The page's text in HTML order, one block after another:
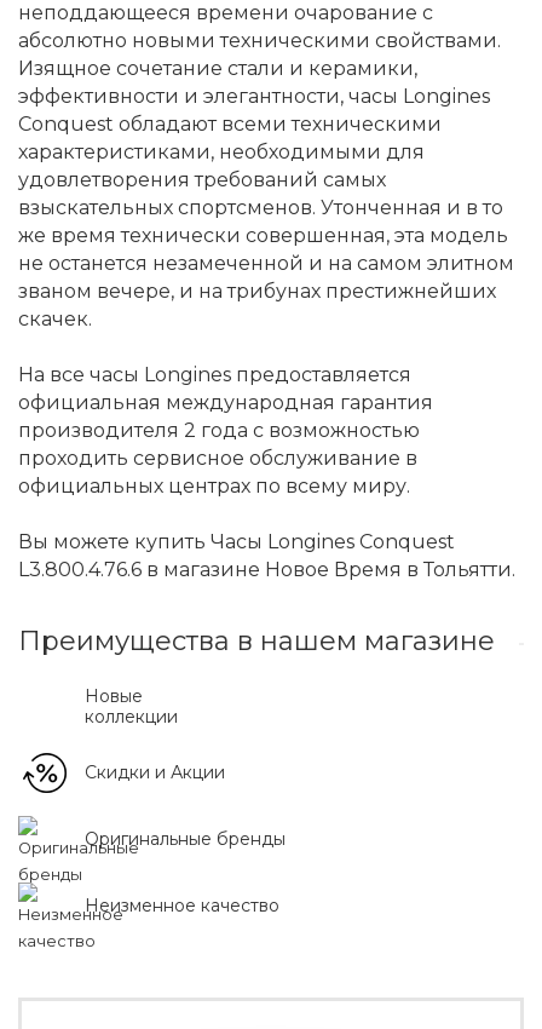
неподдающееся времени очарование с
абсолютно новыми техническими свойствами.
Изящное сочетание стали и керамики,
эффективности и элегантности, часы Longines
Conquest обладают всеми техническими
характеристиками, необходимыми для
удовлетворения требований самых
взыскательных спортсменов. Утонченная и в то
же время технически совершенная, эта модель
не останется незамеченной и на самом элитном
званом вечере, и на трибунах престижнейших
скачек.
На все часы Longines предоставляется
официальная международная гарантия
производителя 2 года с возможностью
проходить сервисное обслуживание в
официальных центрах по всему миру.
Вы можете купить Часы Longines Conquest
L3.800.4.76.6 в магазине Новое Время в Тольятти.
Преимущества в нашем магазине
Новые
коллекции
Скидки и Акции
Оригинальные бренды
Неизменное качество